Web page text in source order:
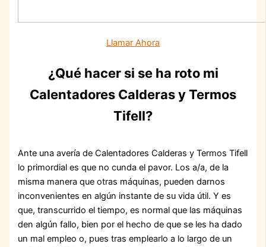
Llamar Ahora
¿Qué hacer si se ha roto mi
Calentadores Calderas y Termos
Tifell?
Ante una avería de Calentadores Calderas y Termos Tifell
lo primordial es que no cunda el pavor. Los a/a, de la
misma manera que otras máquinas, pueden darnos
inconvenientes en algún instante de su vida útil. Y es
que, transcurrido el tiempo, es normal que las máquinas
den algún fallo, bien por el hecho de que se les ha dado
un mal empleo o, pues tras emplearlo a lo largo de un